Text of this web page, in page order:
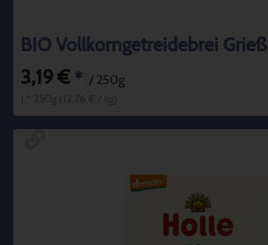
BIO Vollkorngetreidebrei Grieß
3,19 € * / 250g